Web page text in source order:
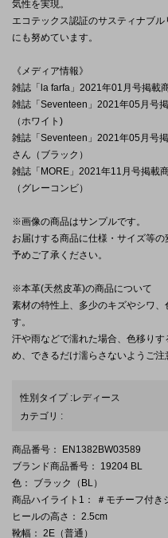
気性を実現。
エコテックス認証のサスティナブ
にも努めています。
《メディア情報》
雑誌「la farfa」2021年01月号掲載
雑誌「Seventeen」2021年05月号
（ホワイト)
雑誌「Seventeen」2021年05月号
さん（ブラック）
雑誌「MORE」2021年11月号掲載
（グレーコンビ）
※画像の商品はサンプルです。
お届けする商品に仕様・サイズ等の
予めご了承ください。
※本革(天然皮革)の商品について
素材の特性上、多少のキズやシワ
す。
汗や雨などで濡れた場合、色移り
め、できるだけ濡らさないようご注
性別タイプ:レディース
カテゴリ :
商品番号 ： EN1382BW03589
ブランド商品番号 ： 19204 BL
色 ： ブラック（BL）
商品ハイライト1 ： ＃モチーフ付
ヒールの高さ ： 2.5cm
靴幅 ： 2E（普通）